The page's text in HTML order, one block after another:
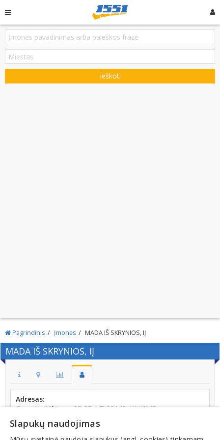
Ieškoti
Pagrindinis Įmonės MADA IŠ SKRYNIOS, IĮ
MADA IŠ SKRYNIOS, IĮ
Adresas:
Gerosios Vilties g. 25-85, LT-03143, VILNIUS
Kodas:
Slapukų naudojimas